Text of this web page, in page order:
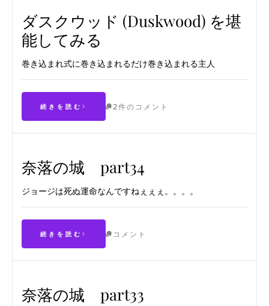
ダスクウッド (Duskwood) を堪
能してみる
巻き込まれ式に巻き込まれるだけ巻き込まれる主人
続きを読む 2件のコメント
奈落の城 part34
ジョージは死ぬ運命なんですねぇぇぇ。。。。
続きを読む コメント
奈落の城 part33